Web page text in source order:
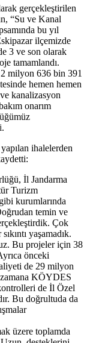
gerçekleştirilen
“Su ve Kanal
bu yıl
ilçemizde
3 ve son olarak
tamamlandı.
2 milyon 636 bin 391
hemen hemen
kanalizasyon
onarım
ihalelerden
İl Jandarma
Turizm
kurumlarında
temin ve
Çok
yaşamadık.
Bu projeler için 38
önceki
de 29 milyon
zamana KÖYDES
de İl Özel
Bu doğrultuda da
üzere toplamda